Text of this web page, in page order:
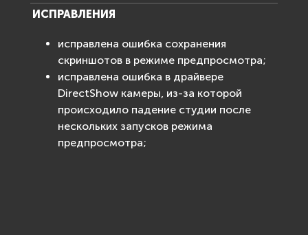
ИСПРАВЛЕНИЯ
исправлена ошибка сохранения
скриншотов в режиме предпросмотра;
исправлена ошибка в драйвере
DirectShow камеры, из-за которой
происходило падение студии после
нескольких запусков режима
предпросмотра;